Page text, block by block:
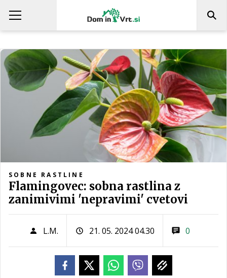
SOBNE RASTLINE
Flamingovec: sobna rastlina z
zanimivimi 'nepravimi' cvetovi
L.M. 21. 05. 2024 04.30 0